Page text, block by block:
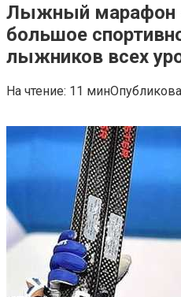
Лыжный марафон
большое
лыжников всех
На чтение: 11 мин